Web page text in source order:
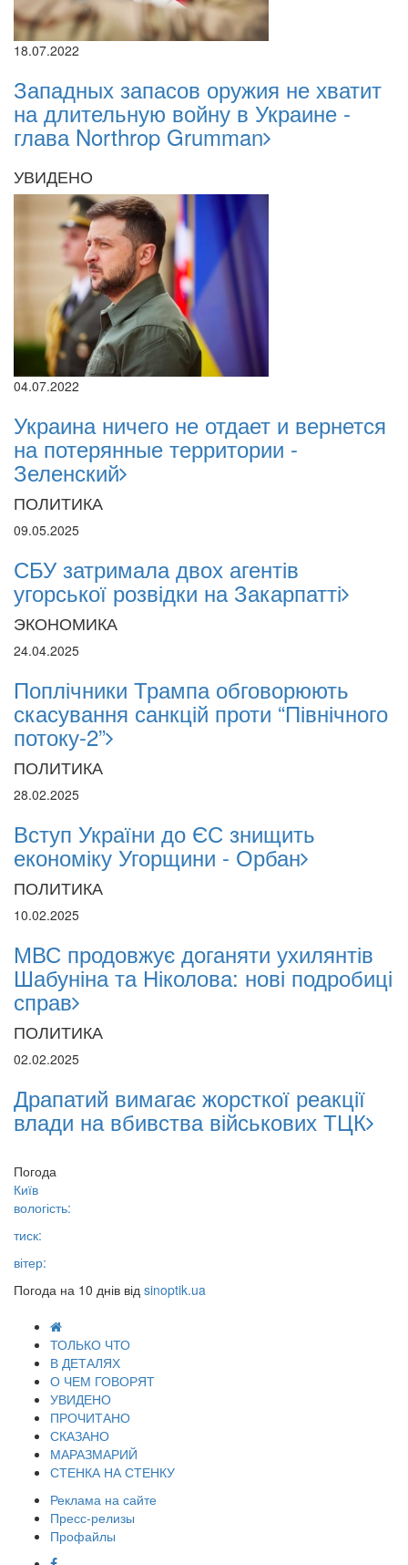
18.07.2022
Западных запасов оружия не хватит
на длительную войну в Украине -
глава Northrop Grumman
УВИДЕНО
04.07.2022
Украина ничего не отдает и вернется
на потерянные территории -
Зеленский
ПОЛИТИКА
09.05.2025
СБУ затримала двох агентів
угорської розвідки на Закарпатті
ЭКОНОМИКА
24.04.2025
Поплічники Трампа обговорюють
скасування санкцій проти “Північного
потоку-2”
ПОЛИТИКА
28.02.2025
Вступ України до ЄС знищить
економіку Угорщини - Орбан
ПОЛИТИКА
10.02.2025
МВС продовжує доганяти ухилянтів
Шабуніна та Ніколова: нові подробиці
справ
ПОЛИТИКА
02.02.2025
Драпатий вимагає жорсткої реакції
влади на вбивства військових ТЦК
Погода
Київ
вологість:
тиск:
вітер:
Погода на 10 днів від sinoptik.ua
ТОЛЬКО ЧТО
В ДЕТАЛЯХ
О ЧЕМ ГОВОРЯТ
УВИДЕНО
ПРОЧИТАНО
СКАЗАНО
МАРАЗМАРИЙ
СТЕНКА НА СТЕНКУ
Реклама на сайте
Пресс-релизы
Профайлы